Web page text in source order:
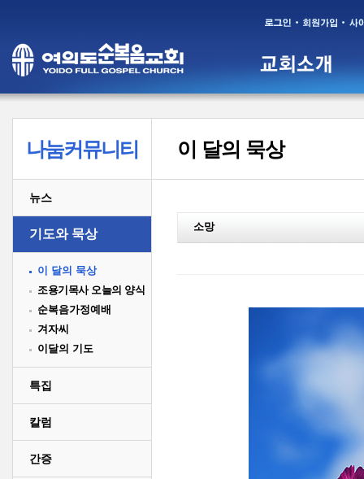
나눔커뮤니티
뉴스
기도와 묵상
이 달의 묵상
조용기목사 오늘의 양식
순복음가정예배
겨자씨
이달의 기도
특집
칼럼
간증
이 달의 묵상
소망